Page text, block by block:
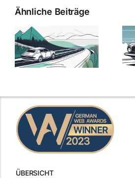
Ähnliche Beiträge
Versicherung:
Günstige Kfz-
Versicherungstarife
mit Top-
ÜBERSICHT